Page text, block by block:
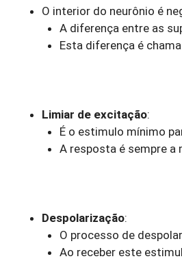
O interior do neurônio é
A diferença entre as
Esta diferença é
Limiar de excitação:
É o estimulo mínimo
A resposta é sempre a
Despolarização:
O processo de
Ao receber este